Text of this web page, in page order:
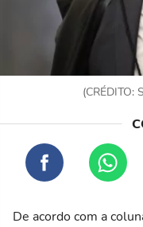
(CRÉDITO:
De acordo com a